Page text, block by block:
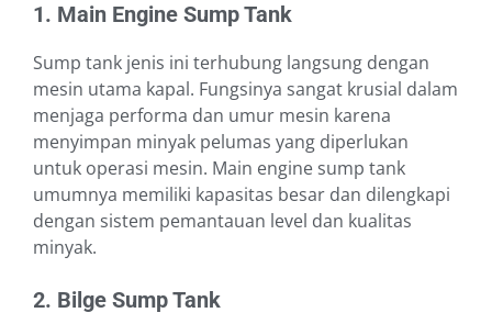
1. Main Engine Sump Tank
Sump tank jenis ini terhubung langsung dengan
mesin utama kapal. Fungsinya sangat krusial dalam
menjaga performa dan umur mesin karena
menyimpan minyak pelumas yang diperlukan
untuk operasi mesin. Main engine sump tank
umumnya memiliki kapasitas besar dan dilengkapi
dengan sistem pemantauan level dan kualitas
minyak.
2. Bilge Sump Tank